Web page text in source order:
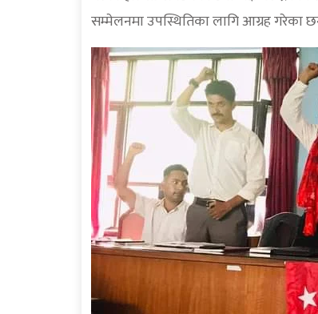
सम्मेलनमा उपस्थितिका लागि आग्रह गरेका